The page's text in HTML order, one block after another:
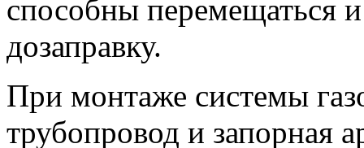
способны перемещаться
дозаправку.
При монтаже системы
трубопровод и запорная